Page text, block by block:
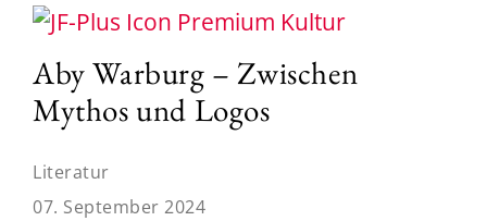
Kultur
Aby Warburg – Zwischen
Mythos und Logos
Literatur
07. September 2024